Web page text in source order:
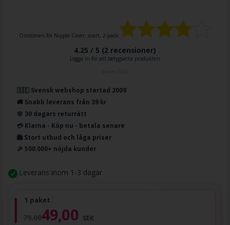
Omdömen för Nipple Cover, svart, 2-pack
4.25 / 5 (2 recensioner)
Logga in för att betygsätta produkten
🇸🇪 Svensk webshop startad 2009
🚚 Snabb leverans från 39 kr
🌸 30 dagars returrätt
💳 Klarna - Köp nu - betala senare
🛍️ Stort utbud och låga priser
🎉 500.000+ nöjda kunder
Leverans inom 1-3 dagar
1 paket
49,00 SEK